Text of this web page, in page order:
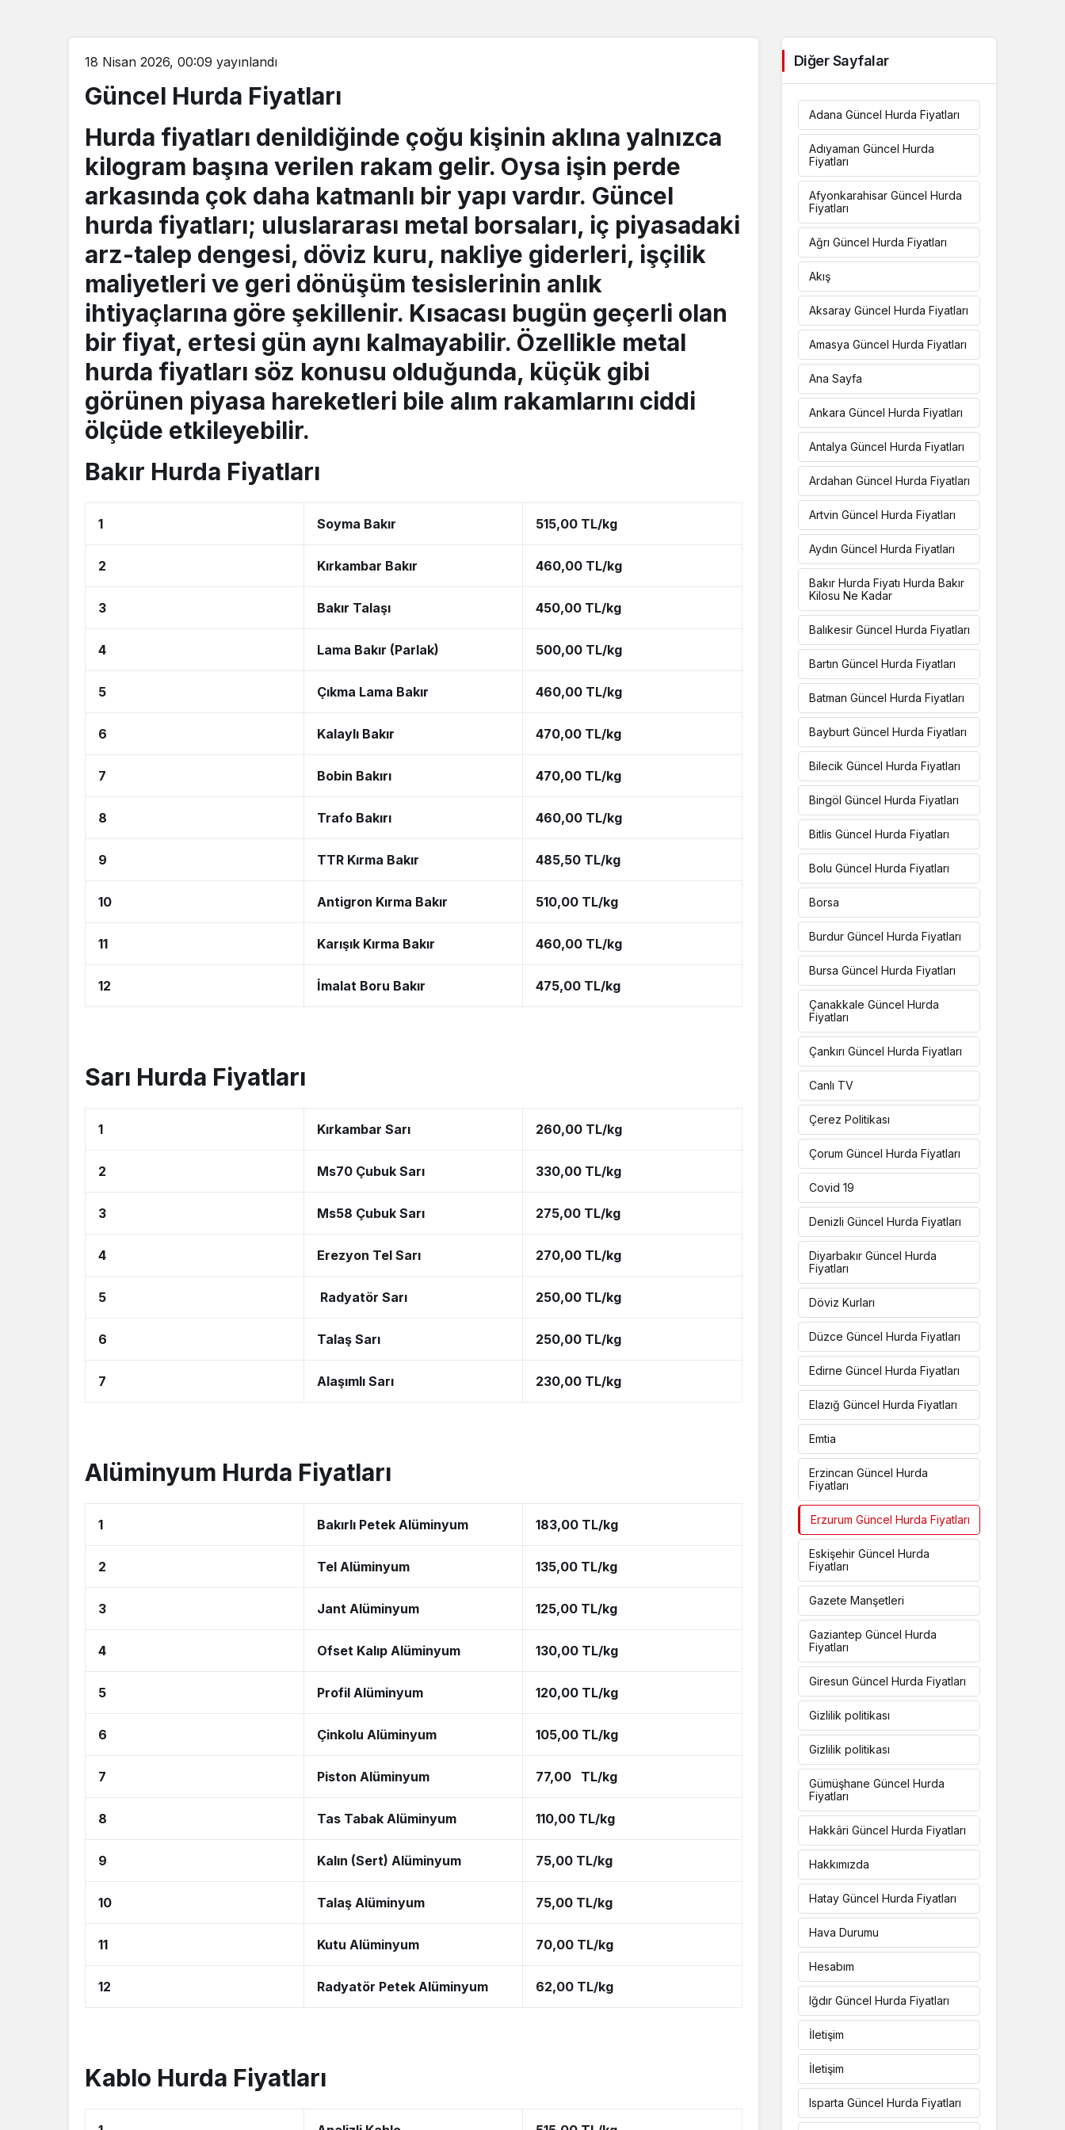
18 Nisan 2026, 00:09 yayınlandı
Güncel Hurda Fiyatları
Hurda fiyatları denildiğinde çoğu kişinin aklına yalnızca
kilogram başına verilen rakam gelir. Oysa işin perde
arkasında çok daha katmanlı bir yapı vardır. Güncel
hurda fiyatları; uluslararası metal borsaları, iç piyasadaki
arz-talep dengesi, döviz kuru, nakliye giderleri, işçilik
maliyetleri ve geri dönüşüm tesislerinin anlık
ihtiyaçlarına göre şekillenir. Kısacası bugün geçerli olan
bir fiyat, ertesi gün aynı kalmayabilir. Özellikle metal
hurda fiyatları söz konusu olduğunda, küçük gibi
görünen piyasa hareketleri bile alım rakamlarını ciddi
ölçüde etkileyebilir.
Bakır Hurda Fiyatları
1 Soyma Bakır 515,00 TL/kg
2 Kırkambar Bakır 460,00 TL/kg
3 Bakır Talaşı 450,00 TL/kg
4 Lama Bakır (Parlak) 500,00 TL/kg
5 Çıkma Lama Bakır 460,00 TL/kg
6 Kalaylı Bakır 470,00 TL/kg
7 Bobin Bakırı 470,00 TL/kg
8 Trafo Bakırı 460,00 TL/kg
9 TTR Kırma Bakır 485,50 TL/kg
10 Antigron Kırma Bakır 510,00 TL/kg
11 Karışık Kırma Bakır 460,00 TL/kg
12 İmalat Boru Bakır 475,00 TL/kg
Sarı Hurda Fiyatları
1 Kırkambar Sarı 260,00 TL/kg
2 Ms70 Çubuk Sarı 330,00 TL/kg
3 Ms58 Çubuk Sarı 275,00 TL/kg
4 Erezyon Tel Sarı 270,00 TL/kg
5 Radyatör Sarı 250,00 TL/kg
6 Talaş Sarı 250,00 TL/kg
7 Alaşımlı Sarı 230,00 TL/kg
Alüminyum Hurda Fiyatları
1 Bakırlı Petek Alüminyum 183,00 TL/kg
2 Tel Alüminyum 135,00 TL/kg
3 Jant Alüminyum 125,00 TL/kg
4 Ofset Kalıp Alüminyum 130,00 TL/kg
5 Profil Alüminyum 120,00 TL/kg
6 Çinkolu Alüminyum 105,00 TL/kg
7 Piston Alüminyum 77,00 TL/kg
8 Tas Tabak Alüminyum 110,00 TL/kg
9 Kalın (Sert) Alüminyum 75,00 TL/kg
10 Talaş Alüminyum 75,00 TL/kg
11 Kutu Alüminyum 70,00 TL/kg
12 Radyatör Petek Alüminyum 62,00 TL/kg
Kablo Hurda Fiyatları
Diğer Sayfalar
Adana Güncel Hurda Fiyatları
Adıyaman Güncel Hurda
Fiyatları
Afyonkarahisar Güncel Hurda
Fiyatları
Ağrı Güncel Hurda Fiyatları
Akış
Aksaray Güncel Hurda Fiyatları
Amasya Güncel Hurda Fiyatları
Ana Sayfa
Ankara Güncel Hurda Fiyatları
Antalya Güncel Hurda Fiyatları
Ardahan Güncel Hurda Fiyatları
Artvin Güncel Hurda Fiyatları
Aydın Güncel Hurda Fiyatları
Bakır Hurda Fiyatı Hurda Bakır
Kilosu Ne Kadar
Balıkesir Güncel Hurda Fiyatları
Bartın Güncel Hurda Fiyatları
Batman Güncel Hurda Fiyatları
Bayburt Güncel Hurda Fiyatları
Bilecik Güncel Hurda Fiyatları
Bingöl Güncel Hurda Fiyatları
Bitlis Güncel Hurda Fiyatları
Bolu Güncel Hurda Fiyatları
Borsa
Burdur Güncel Hurda Fiyatları
Bursa Güncel Hurda Fiyatları
Çanakkale Güncel Hurda
Fiyatları
Çankırı Güncel Hurda Fiyatları
Canlı TV
Çerez Politikası
Çorum Güncel Hurda Fiyatları
Covid 19
Denizli Güncel Hurda Fiyatları
Diyarbakır Güncel Hurda
Fiyatları
Döviz Kurları
Düzce Güncel Hurda Fiyatları
Edirne Güncel Hurda Fiyatları
Elazığ Güncel Hurda Fiyatları
Emtia
Erzincan Güncel Hurda
Fiyatları
Erzurum Güncel Hurda Fiyatları
Eskişehir Güncel Hurda
Fiyatları
Gazete Manşetleri
Gaziantep Güncel Hurda
Fiyatları
Giresun Güncel Hurda Fiyatları
Gizlilik politikası
Gizlilik politikası
Gümüşhane Güncel Hurda
Fiyatları
Hakkâri Güncel Hurda Fiyatları
Hakkımızda
Hatay Güncel Hurda Fiyatları
Hava Durumu
Hesabım
Iğdır Güncel Hurda Fiyatları
İletişim
İletişim
Isparta Güncel Hurda Fiyatları